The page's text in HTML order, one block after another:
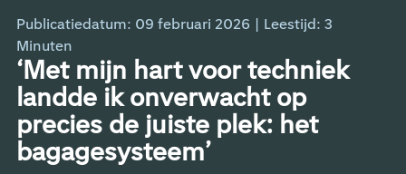
‘Met mijn hart voor techniek
landde ik onverwacht op
precies de juiste plek: het
bagagesysteem’
Publicatiedatum: 09 februari 2026 | Leestijd: 3
Minuten